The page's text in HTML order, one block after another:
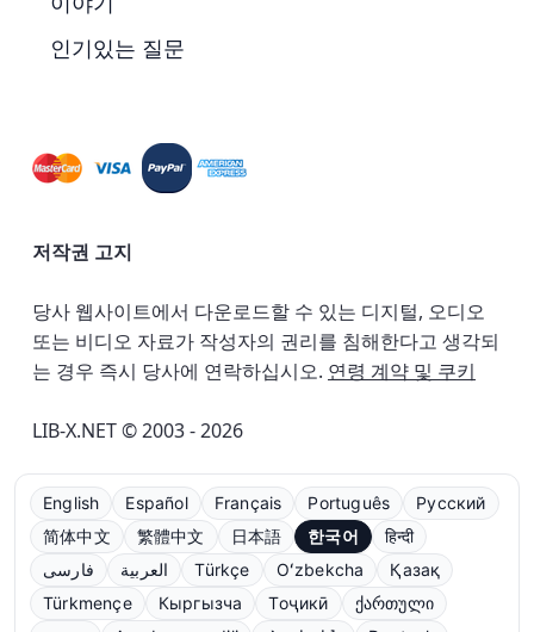
인기있는 질문
저작권 고지
당사 웹사이트에서 다운로드할 수 있는 디지털, 오디오
또는 비디오 자료가 작성자의 권리를 침해한다고 생각되
는 경우 즉시 당사에 연락하십시오. 연령 계약 및 쿠키
LIB-X.NET © 2003 - 2026
English Español Français Português
Русский
简体中文
繁體中文 日本語 한국어
हिन्दी
فارسی
العربية Türkçe Oʻzbekcha
Қазақ
Türkmençe
Кыргызча Тоҷикӣ
ქართული